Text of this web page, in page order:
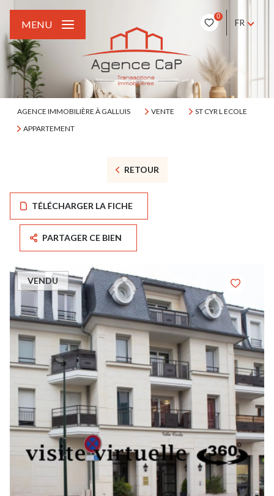
0
FR
MENU
AGENCE IMMOBILIÈRE À GALLUIS VENTE
ST CYR L ECOLE
APPARTEMENT
RETOUR
TÉLÉCHARGER LA FICHE
PARTAGER CE BIEN
VENDU